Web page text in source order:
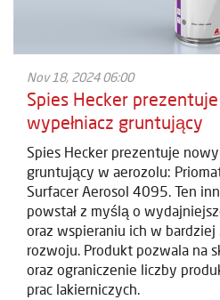
Nov 18, 2024 06:00
Spies Hecker
wypełniacz gruntujący
Spies Hecker prezentuje
gruntujący w aerozolu:
Surfacer Aerosol 4095. Ten
powstał z myślą o
oraz wspieraniu ich w
rozwoju. Produkt pozwala na
oraz ograniczenie liczby
prac lakierniczych.